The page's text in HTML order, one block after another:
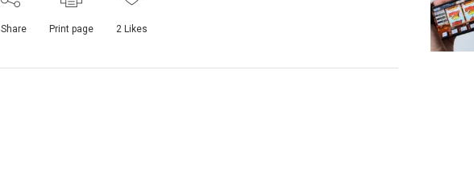
Share Print page 2Likes